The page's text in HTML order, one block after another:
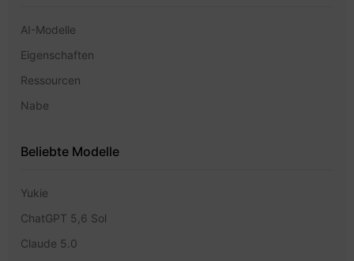
AI-Modelle
Eigenschaften
Ressourcen
Nabe
Beliebte Modelle
Yukie
ChatGPT 5,6 Sol
Claude 5.0